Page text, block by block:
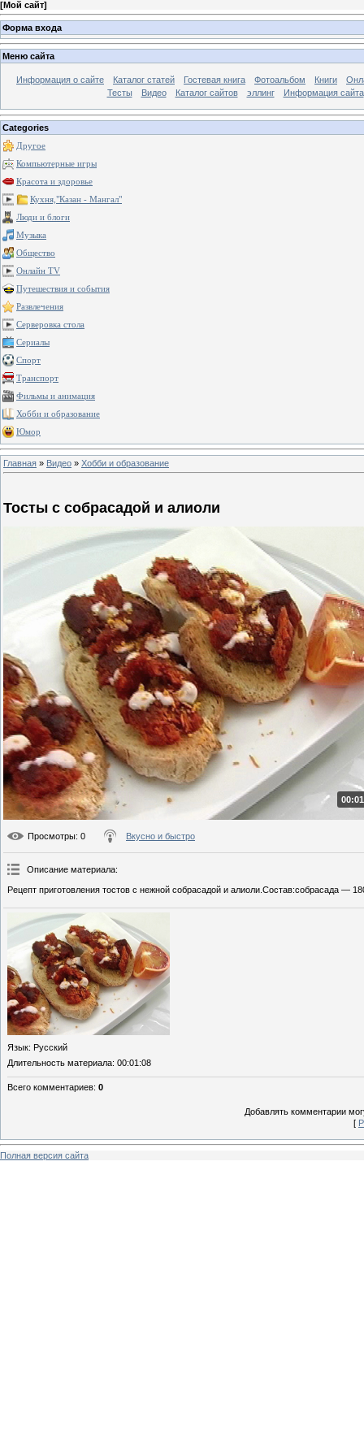
[Мой сайт]
Форма входа
Меню сайта
Информация о сайте Каталог статей Гостевая книга Фотоальбом Книги
Тесты
Видео Каталог сайтов эллинг Информация сайта
Categories
Другое
Компьютерные игры
Красота и здоровье
Кухня,"Казан - Мангал"
Люди и блоги
Музыка
Общество
Онлайн TV
Путешествия и события
Развлечения
Серверовка стола
Сериалы
Спорт
Транспорт
Фильмы и анимация
Хобби и образование
Юмор
Главная » Видео » Хобби и образование
Тосты с собрасадой и алиоли
Просмотры: 0 Вкусно и быстро
Описание материала:
Рецепт приготовления тостов с нежной собрасадой и алиоли.Состав:собрасада —
Язык: Русский
Длительность материала: 00:01:08
Всего комментариев: 0
Добавлять комментарии
[
Полная версия сайта